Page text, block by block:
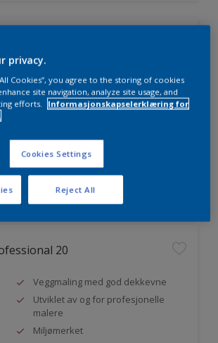
Utmerket dekkevne
Lett å påføre og fordele
Jevnere og finere finish, også i
20
Veggmaling med god dekkevne
Utviklet av og for profesjonelle
malere
Miljømerket
privacy.
Cookies”, you agree to the storing of cookies
site navigation, analyze site usage, and
efforts.
Informasjonskapselerklæring for
Cookies Settings
Reject All